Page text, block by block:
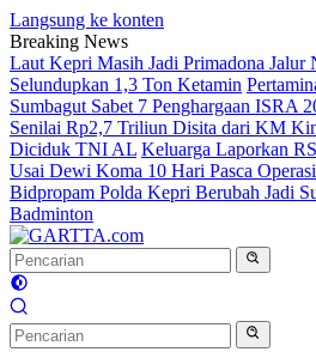
Langsung ke konten
Breaking News
Laut Kepri Masih Jadi Primadona
Selundupkan 1,3 Ton Ketamin
Sumbagut Sabet 7 Penghargaan ISRA
Senilai Rp2,7 Triliun Disita dari KM
Diciduk TNI AL Keluarga Laporkan
Usai Dewi Koma 10 Hari Pasca
Bidpropam Polda Kepri Berubah Jadi
Badminton